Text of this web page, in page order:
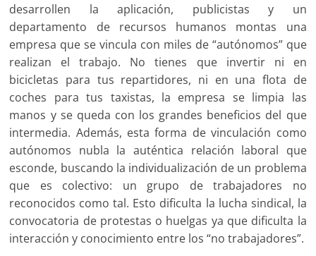
desarrollen la aplicación, publicistas y un
departamento de recursos humanos montas una
empresa que se vincula con miles de “autónomos” que
realizan el trabajo. No tienes que invertir ni en
bicicletas para tus repartidores, ni en una flota de
coches para tus taxistas, la empresa se limpia las
manos y se queda con los grandes beneficios del que
intermedia. Además, esta forma de vinculación como
autónomos nubla la auténtica relación laboral que
esconde, buscando la individualización de un problema
que es colectivo: un grupo de trabajadores no
reconocidos como tal. Esto dificulta la lucha sindical, la
convocatoria de protestas o huelgas ya que dificulta la
interacción y conocimiento entre los “no trabajadores”.